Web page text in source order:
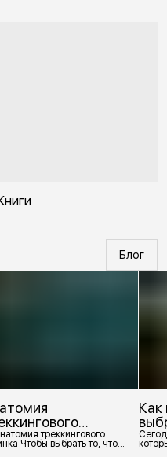
Книги
Блог
треккингового
Чтобы выбрать то, что
Как